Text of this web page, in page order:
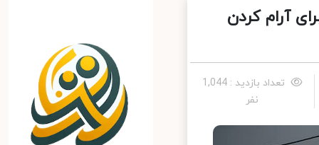
برای آرام کردن
تعداد بازدید : 1,044
نفر